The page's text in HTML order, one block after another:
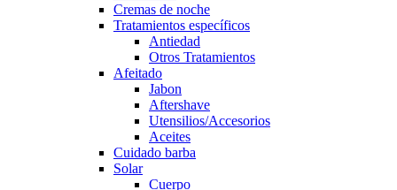
Cremas de noche
Tratamientos específicos
Antiedad
Otros Tratamientos
Afeitado
Jabon
Aftershave
Utensilios/Accesorios
Aceites
Cuidado barba
Solar
Cuerpo